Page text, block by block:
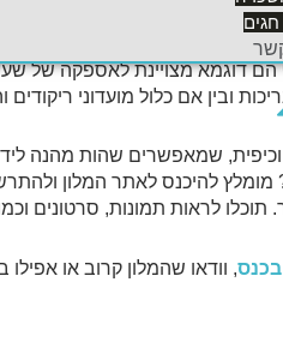
חגים
עם ילדים
הם דוגמא מצויינת לאספקה של
ובין אם כלול מועדוני
וכיפית, שמאפשרים שהות מהנה
מומלץ להיכנס לאתר המלון
לראות תמונות, סרטונים
בכנס, וודאו שהמלון קרוב או